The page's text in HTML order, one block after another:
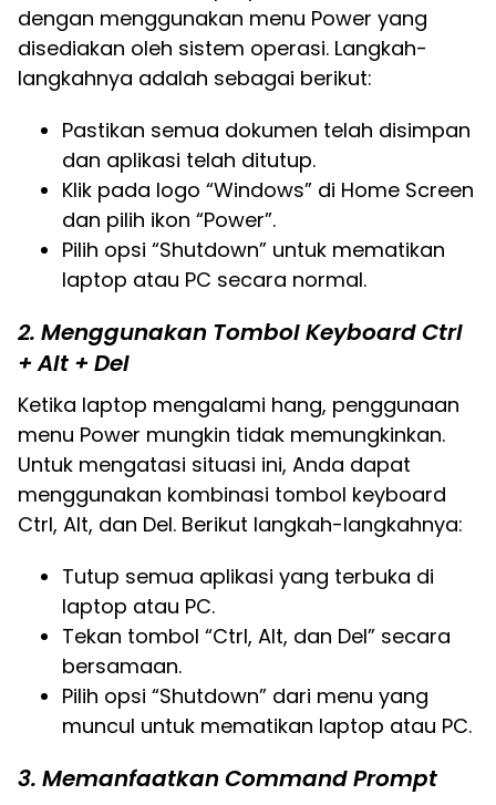
dengan menggunakan menu Power yang
disediakan oleh sistem operasi. Langkah-
langkahnya adalah sebagai berikut:
Pastikan semua dokumen telah disimpan
dan aplikasi telah ditutup.
Klik pada logo “Windows” di Home Screen
dan pilih ikon “Power”.
Pilih opsi “Shutdown” untuk mematikan
laptop atau PC secara normal.
2. Menggunakan Tombol Keyboard Ctrl
+ Alt + Del
Ketika laptop mengalami hang, penggunaan
menu Power mungkin tidak memungkinkan.
Untuk mengatasi situasi ini, Anda dapat
menggunakan kombinasi tombol keyboard
Ctrl, Alt, dan Del. Berikut langkah-langkahnya:
Tutup semua aplikasi yang terbuka di
laptop atau PC.
Tekan tombol “Ctrl, Alt, dan Del” secara
bersamaan.
Pilih opsi “Shutdown” dari menu yang
muncul untuk mematikan laptop atau PC.
3. Memanfaatkan Command Prompt